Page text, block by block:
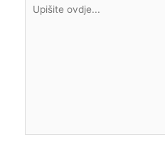
ovdje...